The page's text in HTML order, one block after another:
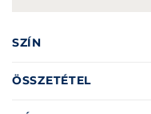
SZÍN
ÖSSZETÉTEL